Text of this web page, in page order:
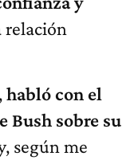
relación
habló con el
Bush sobre su
según me